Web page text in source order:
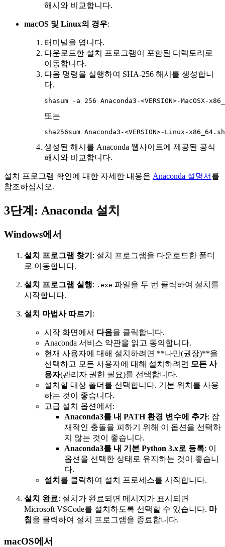
해시와 비교합니다.
macOS 및 Linux의 경우:
터미널을 엽니다.
다운로드한 설치 프로그램이 포함된 디렉토리로
이동합니다.
다음 명령을 실행하여 SHA-256 해시를 생성합니
다.
또는
생성된 해시를 Anaconda 웹사이트에 제공된 공식
해시와 비교합니다.
설치 프로그램 확인에 대한 자세한 내용은 Anaconda 설명서 를
참조하십시오.
3단계: Anaconda 설치
Windows에서
설치 프로그램 찾기 : 설치 프로그램을 다운로드한 폴더
로 이동합니다.
설치 프로그램 실행: .exe 파일을 두 번 클릭하여 설치를
시작합니다.
설치 마법사 따르기 :
시작 화면에서 다음을 클릭합니다.
Anaconda 서비스 약관을 읽고 동의합니다.
현재 사용자에 대해 설치하려면 **나만(권장)**을
선택하고 모든 사용자에 대해 설치하려면 모든 사
용자(관리자 권한 필요)를 선택합니다.
설치할 대상 폴더를 선택합니다. 기본 위치를 사용
하는 것이 좋습니다.
고급 설치 옵션에서:
Anaconda3를 내 PATH 환경 변수에 추가: 잠
재적인 충돌을 피하기 위해 이 옵션을 선택하
지 않는 것이 좋습니다.
Anaconda3를 내 기본 Python 3.x로 등록: 이
옵션을 선택한 상태로 유지하는 것이 좋습니
다.
설치 를 클릭하여 설치 프로세스를 시작합니다.
설치 완료: 설치가 완료되면 메시지가 표시되면
Microsoft VSCode를 설치하도록 선택할 수 있습니다. 마
침을 클릭하여 설치 프로그램을 종료합니다.
macOS에서